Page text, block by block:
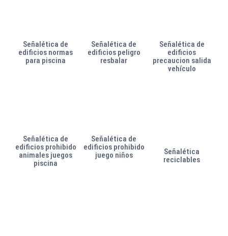
Señalética de
edificios normas
para piscina
Señalética de
edificios peligro
resbalar
Señalética de
edificios
precaucion salida
vehículo
Señalética de
edificios prohibido
animales juegos
piscina
Señalética de
edificios prohibido
juego niños
Señalética
reciclables